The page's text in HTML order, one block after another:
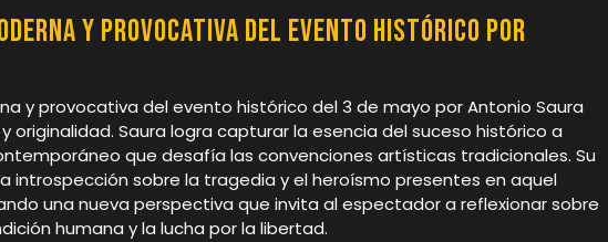
y provocativa del evento histórico por
y provocativa del evento histórico del 3 de mayo por Antonio Saura
originalidad. Saura logra capturar la esencia del suceso histórico a
que desafía las convenciones artísticas tradicionales. Su
introspección sobre la tragedia y el heroísmo presentes en aquel
una nueva perspectiva que invita al espectador a reflexionar sobre
humana y la lucha por la libertad.